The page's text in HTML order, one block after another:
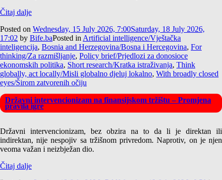
Čitaj dalje
Posted on Wednesday, 15 July 2026, 7:00Saturday, 18 July 2026,
17:02 by Bife.baPosted in Artificial intelligence/Vještačka
inteligencija, Bosnia and Herzegovina/Bosna i Hercegovina, For
thinking/Za razmišljanje, Policy brief/Prjedlozi za donosioce
ekonomskih politika, Short research/Kratka istraživanja, Think
globally, act locally/Misli globalno djeluj lokalno, With broadly closed
eyes/Širom zatvorenih očiju
Državni intervencionizam na finansijskom tržištu – Promjena
pravila igre
Državni intervencionizam, bez obzira na to da li je direktan ili
indirektan, nije nespojiv sa tržišnom privredom. Naprotiv, on je njen
veoma važan i neizbježan dio.
Čitaj dalje